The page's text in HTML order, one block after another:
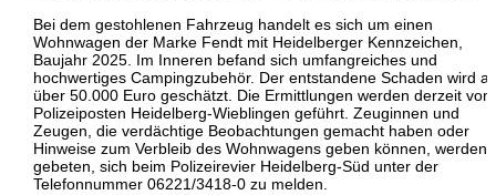
Bei dem gestohlenen Fahrzeug handelt es sich um einen
Wohnwagen der Marke Fendt mit Heidelberger Kennzeichen,
Baujahr 2025. Im Inneren befand sich umfangreiches und
hochwertiges Campingzubehör. Der entstandene Schaden wird
über 50.000 Euro geschätzt. Die Ermittlungen werden derzeit vom
Polizeiposten Heidelberg-Wieblingen geführt. Zeuginnen und
Zeugen, die verdächtige Beobachtungen gemacht haben oder
Hinweise zum Verbleib des Wohnwagens geben können, werden
gebeten, sich beim Polizeirevier Heidelberg-Süd unter der
Telefonnummer 06221/3418-0 zu melden.